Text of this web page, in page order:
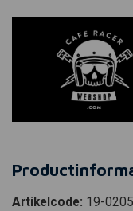
Artikelcode: 19-0205